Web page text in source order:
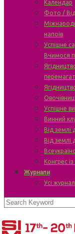
Календар
Фото /
напоїв
Успішне
Вчимося
Успішне
Винний
Від землі
Від землі
Конгрес
Журнали
Усі